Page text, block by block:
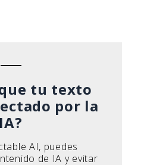
tu texto
por la
IA?
AI, puedes
de IA y evitar